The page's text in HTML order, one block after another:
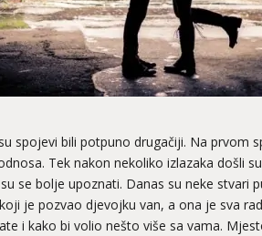
spojevi bili potpuno drugačiji. Na prvom
Tek nakon nekoliko izlazaka došli
se bolje upoznati. Danas su neke stvari
je pozvao djevojku van, a ona je sva
i kako bi volio nešto više sa vama.